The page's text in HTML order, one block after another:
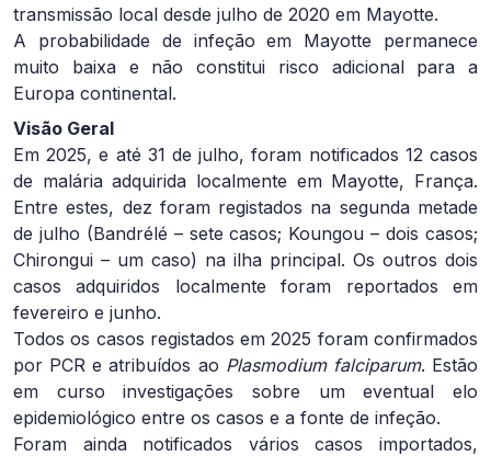
transmissão local desde julho de 2020 em Mayotte.
A probabilidade de infeção em Mayotte permanece
muito baixa e não constitui risco adicional para a
Europa continental.
Visão Geral
Em 2025, e até 31 de julho, foram notificados 12 casos
de malária adquirida localmente em Mayotte, França.
Entre estes, dez foram registados na segunda metade
de julho (Bandrélé – sete casos; Koungou – dois casos;
Chirongui – um caso) na ilha principal. Os outros dois
casos adquiridos localmente foram reportados em
fevereiro e junho.
Todos os casos registados em 2025 foram confirmados
por PCR e atribuídos ao Plasmodium falciparum. Estão
em curso investigações sobre um eventual elo
epidemiológico entre os casos e a fonte de infeção.
Foram ainda notificados vários casos importados,